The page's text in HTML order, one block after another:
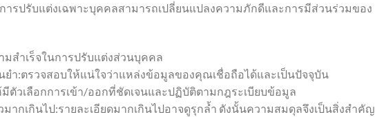
ารปรับแต่งเฉพาะบุคคลสามารถเปลี่ยนแปลงความภักดีและการมีส่วนร่วมของ
สำเร็จในการปรับแต่งส่วนบุคคล
ำ:ตรวจสอบให้แน่ใจว่าแหล่งข้อมูลของคุณเชื่อถือได้และเป็นปัจจุบัน
ตัวเลือกการเข้า/ออกที่ชัดเจนและปฏิบัติตามกฎระเบียบข้อมูล
มากเกินไป:รายละเอียดมากเกินไปอาจดูรุกล้ำ ดังนั้นความสมดุลจึงเป็นสิ่งสำคัญ